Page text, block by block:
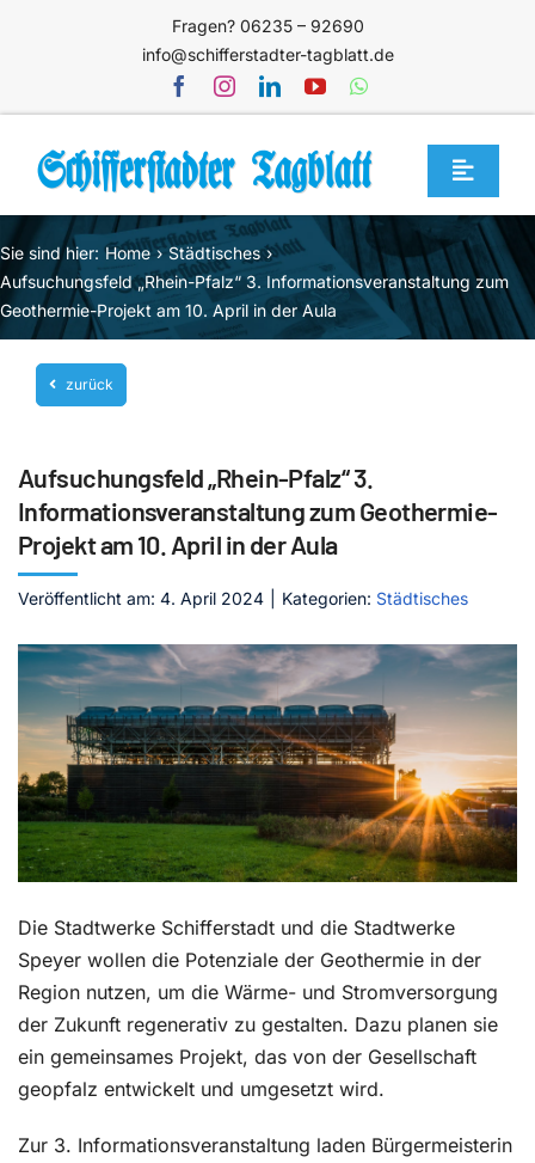
Fragen? 06235 – 92690
info@schifferstadter-tagblatt.de
Toggle
Home
Themen
Blog
Unternehmen
Mediathek
Jetzt abonnieren
Kontakt
Sie sind hier: Home
Städtisches
Aufsuchungsfeld „Rhein-Pfalz“ 3. Informationsveranstaltung zum
Geothermie-Projekt am 10. April in der Aula
zurück
Aufsuchungsfeld „Rhein-Pfalz“ 3.
Informationsveranstaltung zum Geothermie-
Projekt am 10. April in der Aula
Veröffentlicht am: 4. April 2024 Kategorien: Städtisches
Die Stadtwerke Schifferstadt und die Stadtwerke
Speyer wollen die Potenziale der Geothermie in der
Region nutzen, um die Wärme- und Stromversorgung
der Zukunft regenerativ zu gestalten. Dazu planen sie
ein gemeinsames Projekt, das von der Gesellschaft
geopfalz entwickelt und umgesetzt wird.
Zur 3. Informationsveranstaltung laden Bürgermeisterin